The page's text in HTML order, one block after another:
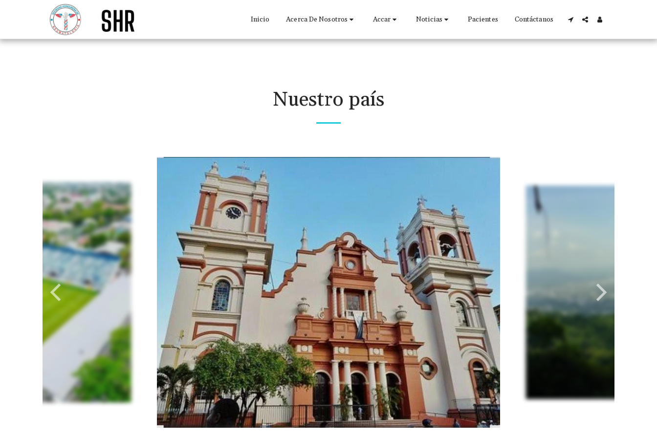
Inicio Acerca De Nosotros Accar Noticias Pacientes Contáctanos
Nuestro país